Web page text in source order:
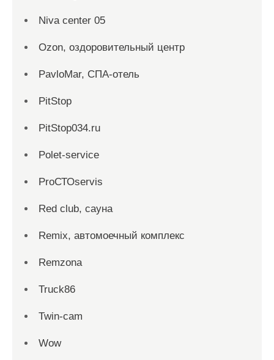
Niva center 05
Ozon, оздоровительный центр
PavloMar, СПА-отель
PitStop
PitStop034.ru
Polet-service
ProСТОservis
Red сlub, сауна
Remix, автомоечный комплекс
Remzona
Truck86
Twin-cam
Wow